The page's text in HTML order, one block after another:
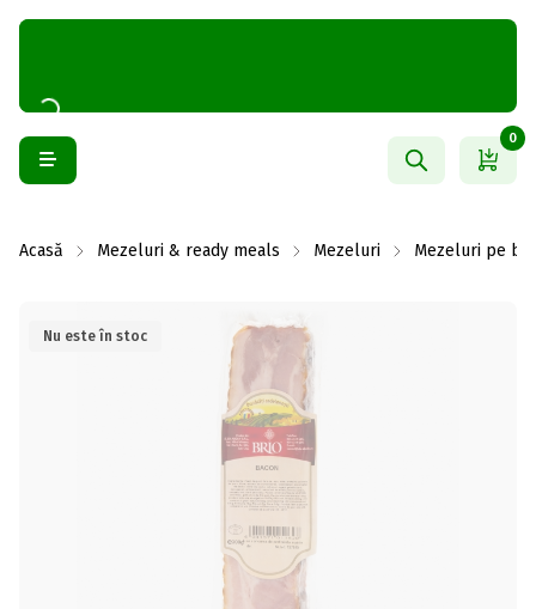
0
Acasă Mezeluri & ready meals Mezeluri Mezeluri pe
Nu este în stoc